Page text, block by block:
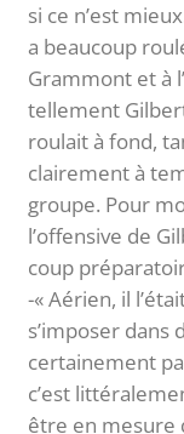
si ce n’est
a beaucoup
Grammont et à
tellement
roulait à fond,
clairement à
groupe. Pour
l’offensive de
coup
-« Aérien, il
s’imposer dans
certainement
c’est
être en mesure